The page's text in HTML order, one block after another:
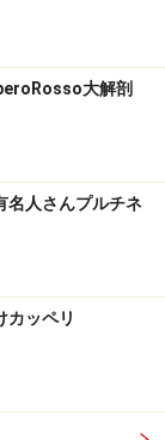
ちでいつも賑
ての「スフォ
み。お持ち帰
ったまま食べ
大解剖
名人さんプルチネ
ッペリ